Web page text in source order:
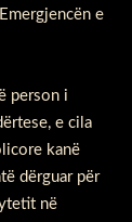
e
person i
e cila
kanë
dërguar për
në